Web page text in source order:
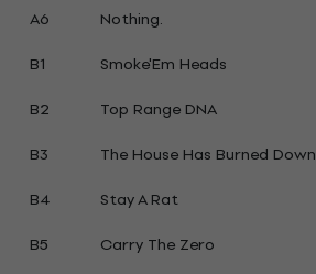
A6
Nothing.
B1
Smoke'Em Heads
B2
Top Range DNA
B3
The House Has Burned Down
B4
Stay A Rat
B5
Carry The Zero